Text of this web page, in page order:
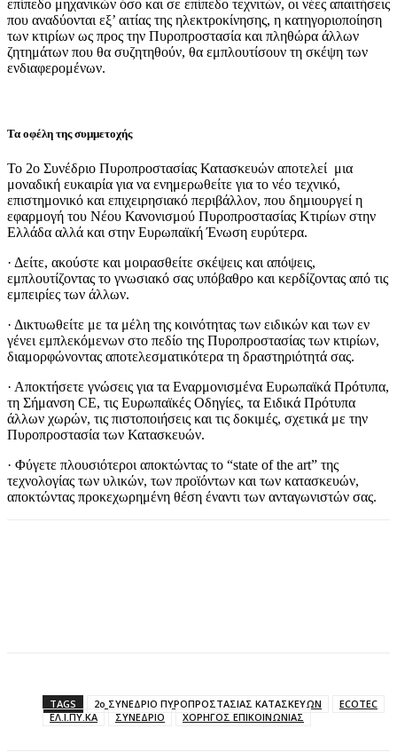
επίπεδο μηχανικών όσο και σε επίπεδο τεχνιτών, οι νέες απαιτήσεις
που αναδύονται εξ’ αιτίας της ηλεκτροκίνησης, η κατηγοριοποίηση
των κτιρίων ως προς την Πυροπροστασία και πληθώρα άλλων
ζητημάτων που θα συζητηθούν, θα εμπλουτίσουν τη σκέψη των
ενδιαφερομένων.
Τα οφέλη της συμμετοχής
Το 2ο Συνέδριο Πυροπροστασίας Κατασκευών αποτελεί μια
μοναδική ευκαιρία για να ενημερωθείτε για το νέο τεχνικό,
επιστημονικό και επιχειρησιακό περιβάλλον, που δημιουργεί η
εφαρμογή του Νέου Κανονισμού Πυροπροστασίας Κτιρίων στην
Ελλάδα αλλά και στην Ευρωπαϊκή Ένωση ευρύτερα.
· Δείτε, ακούστε και μοιρασθείτε σκέψεις και απόψεις,
εμπλουτίζοντας το γνωσιακό σας υπόβαθρο και κερδίζοντας από τις
εμπειρίες των άλλων.
· Δικτυωθείτε με τα μέλη της κοινότητας των ειδικών και των εν
γένει εμπλεκόμενων στο πεδίο της Πυροπροστασίας των κτιρίων,
διαμορφώνοντας αποτελεσματικότερα τη δραστηριότητά σας.
· Αποκτήσετε γνώσεις για τα Εναρμονισμένα Ευρωπαϊκά Πρότυπα,
τη Σήμανση CE, τις Ευρωπαϊκές Οδηγίες, τα Ειδικά Πρότυπα
άλλων χωρών, τις πιστοποιήσεις και τις δοκιμές, σχετικά με την
Πυροπροστασία των Κατασκευών.
· Φύγετε πλουσιότεροι αποκτώντας το “state of the art” της
τεχνολογίας των υλικών, των προϊόντων και των κατασκευών,
αποκτώντας προκεχωρημένη θέση έναντι των ανταγωνιστών σας.
TAGS 2ο ΣΥΝΕΔΡΙΟ ΠΥΡΟΠΡΟΣΤΑΣΙΑΣ ΚΑΤΑΣΚΕΥΩΝ
ECOTEC
ΕΛ.Ι.ΠΥ.ΚΑ
ΣΥΝΕΔΡΙΟ ΧΟΡΗΓΟΣ ΕΠΙΚΟΙΝΩΝΙΑΣ